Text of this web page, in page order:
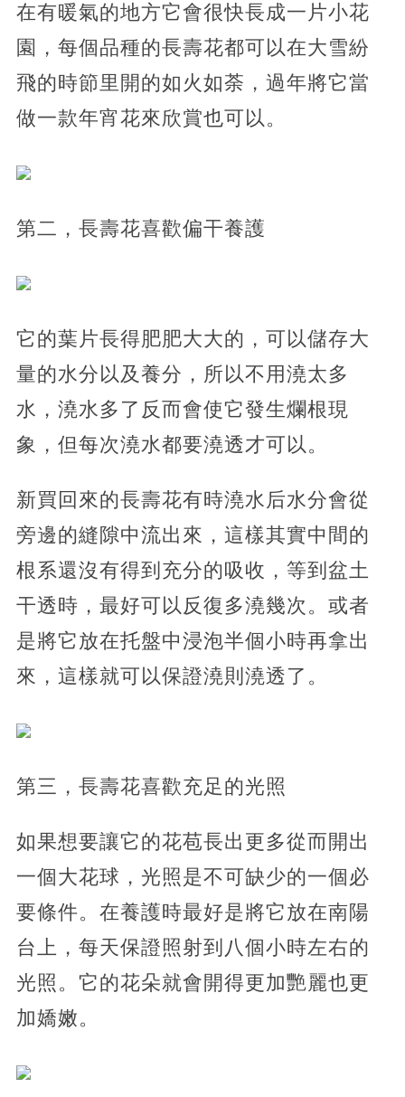
在有暖氣的地方它會很快長成一片小花
園，每個品種的長壽花都可以在大雪紛
飛的時節里開的如火如荼，過年將它當
做一款年宵花來欣賞也可以。
第二，長壽花喜歡偏干養護
它的葉片長得肥肥大大的，可以儲存大
量的水分以及養分，所以不用澆太多
水，澆水多了反而會使它發生爛根現
象，但每次澆水都要澆透才可以。
新買回來的長壽花有時澆水后水分會從
旁邊的縫隙中流出來，這樣其實中間的
根系還沒有得到充分的吸收，等到盆土
干透時，最好可以反復多澆幾次。或者
是將它放在托盤中浸泡半個小時再拿出
來，這樣就可以保證澆則澆透了。
第三，長壽花喜歡充足的光照
如果想要讓它的花苞長出更多從而開出
一個大花球，光照是不可缺少的一個必
要條件。在養護時最好是將它放在南陽
台上，每天保證照射到八個小時左右的
光照。它的花朵就會開得更加艷麗也更
加嬌嫩。